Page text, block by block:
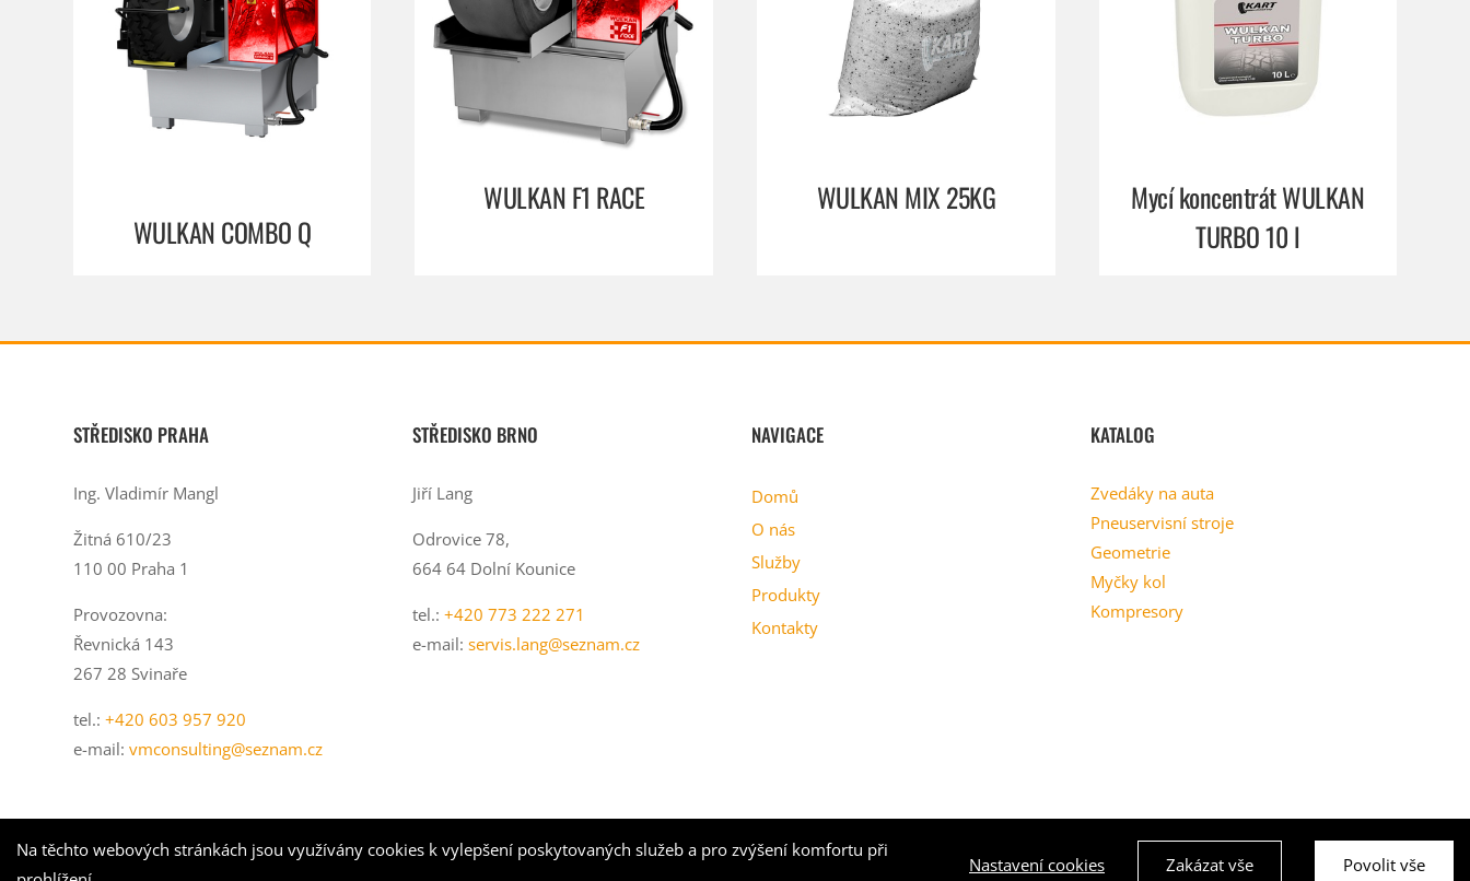
WULKAN COMBO Q
WULKAN F1 RACE WULKAN MIX 25KG
Mycí koncentrát WULKAN
TURBO 10 l
STŘEDISKO PRAHA
Ing. Vladimír Mangl
Žitná 610/23
110 00 Praha 1
Provozovna:
Řevnická 143
267 28 Svinaře
tel.: +420 603 957 920
e-mail: vmconsulting@seznam.cz
STŘEDISKO BRNO
Jiří Lang
Odrovice 78,
664 64 Dolní Kounice
tel.: +420 773 222 271
e-mail: servis.lang@seznam.cz
NAVIGACE
Domů
O nás
Služby
Produkty
Kontakty
KATALOG
Zvedáky na auta
Pneuservisní stroje
Geometrie
Myčky kol
Kompresory
Na těchto webových stránkách jsou využívány cookies k vylepšení poskytovaných služeb a pro zvýšení komfortu při
Nastavení cookies Zakázat vše Povolit vše